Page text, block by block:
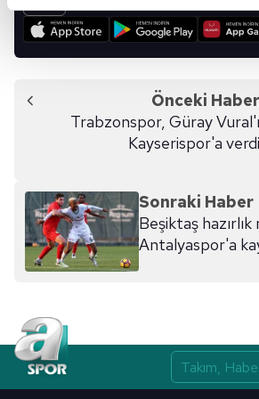
kalemimiz olduğunu sizlere
takdirde, kullanıcılara hedefli reklamlar
gösterilmeyecektir."
Sizlere daha iyi bir hizmet sunabilmek
Sitemizde kendimize ve üçüncü
kullanılmaktadır. Bu çerezler
verileriniz işlenmekte olup gerekli olan
toplumu hizmetlerinin sunulması
kullanılmaktadır. Diğer çerezler,
sınırlı olarak açık rızanız dahilinde
Çerezlere ilişkin tercihlerinizi aşağıda
vasıtasıyla belirleyebilirsiniz.
Önceki Haber
Trabzonspor, Güray Vural'ı
Kayserispor'a verdi
Sonraki Haber
Beşiktaş hazırlık
Antalyaspor'a